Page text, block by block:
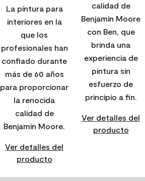
La pintura para
interiores en la
que los
profesionales han
confiado durante
más de 60 años
para proporcionar
la renocida
calidad de
Benjamin Moore.
Ver detalles del
producto
calidad de
Benjamin Moore
con Ben, que
brinda una
experiencia de
pintura sin
esfuerzo de
principio a fin.
Ver detalles del
producto